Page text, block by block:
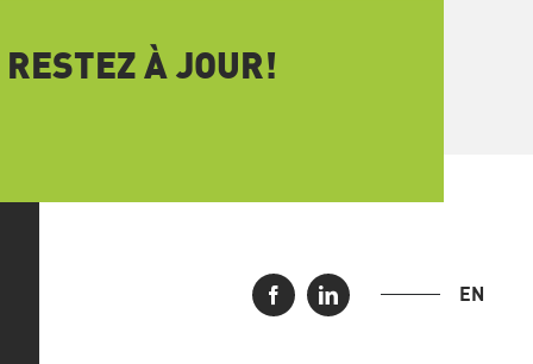
À JOUR!
EN